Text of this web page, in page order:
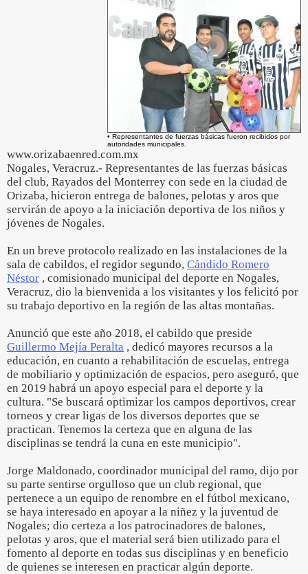
• Representantes de fuerzas básicas fueron recibidos por
autoridades municipales.
www.orizabaenred.com.mx
Nogales, Veracruz.- Representantes de las fuerzas básicas
del club, Rayados del Monterrey con sede en la ciudad de
Orizaba, hicieron entrega de balones, pelotas y aros que
servirán de apoyo a la iniciación deportiva de los niños y
jóvenes de Nogales.
En un breve protocolo realizado en las instalaciones de la
sala de cabildos, el regidor segundo, Cándido Romero
Néstor , comisionado municipal del deporte en Nogales,
Veracruz, dio la bienvenida a los visitantes y los felicitó por
su trabajo deportivo en la región de las altas montañas.
Anunció que este año 2018, el cabildo que preside
Guillermo Mejía Peralta , dedicó mayores recursos a la
educación, en cuanto a rehabilitación de escuelas, entrega
de mobiliario y optimización de espacios, pero aseguró, que
en 2019 habrá un apoyo especial para el deporte y la
cultura. "Se buscará optimizar los campos deportivos, crear
torneos y crear ligas de los diversos deportes que se
practican. Tenemos la certeza que en alguna de las
disciplinas se tendrá la cuna en este municipio".
Jorge Maldonado, coordinador municipal del ramo, dijo por
su parte sentirse orgulloso que un club regional, que
pertenece a un equipo de renombre en el fútbol mexicano,
se haya interesado en apoyar a la niñez y la juventud de
Nogales; dio certeza a los patrocinadores de balones,
pelotas y aros, que el material será bien utilizado para el
fomento al deporte en todas sus disciplinas y en beneficio
de quienes se interesen en practicar algún deporte.